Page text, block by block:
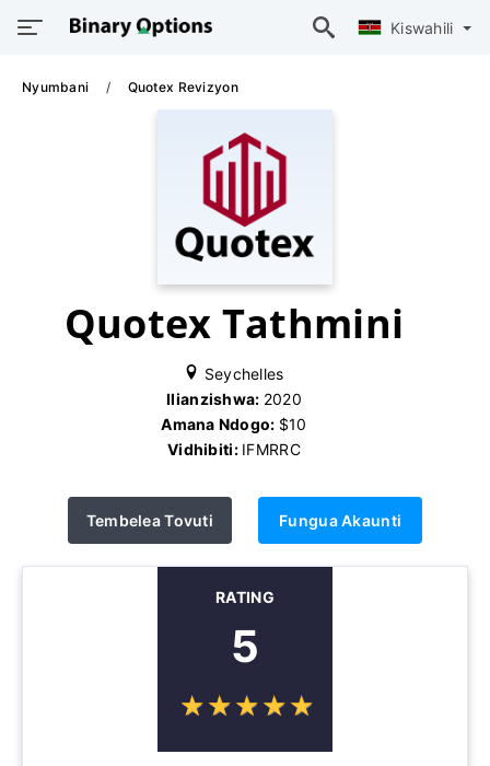
Kiswahili
Nyumbani Quotex Revizyon
Quotex Tathmini
Seychelles
Ilianzishwa: 2020
Amana Ndogo: $10
Vidhibiti: IFMRRC
Tembelea Tovuti Fungua Akaunti
RATING
5
☆☆☆☆☆
★★★★★